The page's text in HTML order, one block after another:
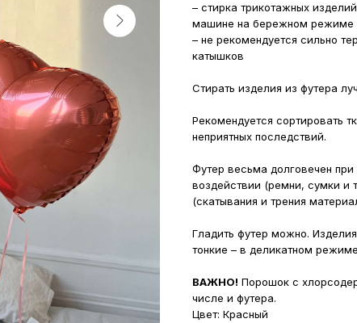
– стирка трикотажных
машине на бережном режиме
– не рекомендуется сильно
катышков
Стирать изделия из футера
Рекомендуется сортировать
неприятных последствий.
Футер весьма долговечен
воздействии (ремни, сумки и
(скатывания и трения
Гладить футер можно.
тонкие – в деликатном
ВАЖНО! Порошок с
числе и футера.
Цвет: Красный